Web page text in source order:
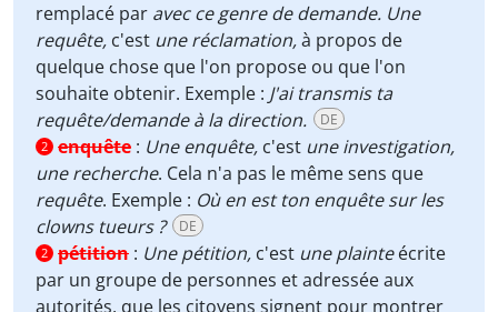
remplacé par avec ce genre de demande. Une
requête, c'est une réclamation,à propos de
quelque chose que l'on propose ou que l'on
souhaite obtenir. Exemple : J'ai transmis ta
requête/demande à la direction.
DE
2 enquête : Une enquête, c'est une investigation,
une recherche. Cela n'a pas le même sens que
requête. Exemple : Où en est ton enquête sur les
clowns tueurs ?
DE
2 pétition : Une pétition, c'est une plainteécrite
par un groupe de personnes et adressée aux
autorités, que les citoyens signent pour montrer